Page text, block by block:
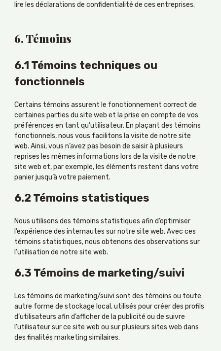
lire les déclarations de confidentialité de ces entreprises.
6. Témoins
6.1 Témoins techniques ou
fonctionnels
Certains témoins assurent le fonctionnement correct de
certaines parties du site web et la prise en compte de vos
préférences en tant qu’utilisateur. En plaçant des témoins
fonctionnels, nous vous facilitons la visite de notre site
web. Ainsi, vous n’avez pas besoin de saisir à plusieurs
reprises les mêmes informations lors de la visite de notre
site web et, par exemple, les éléments restent dans votre
panier jusqu’à votre paiement.
6.2 Témoins statistiques
Nous utilisons des témoins statistiques afin d’optimiser
l’expérience des internautes sur notre site web. Avec ces
témoins statistiques, nous obtenons des observations sur
l’utilisation de notre site web.
6.3 Témoins de marketing/suivi
Les témoins de marketing/suivi sont des témoins ou toute
autre forme de stockage local, utilisés pour créer des profils
d’utilisateurs afin d’afficher de la publicité ou de suivre
l’utilisateur sur ce site web ou sur plusieurs sites web dans
des finalités marketing similaires.